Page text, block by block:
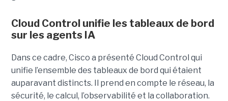
Cloud Control unifie les tableaux de bord
sur les agents IA
Dans ce cadre, Cisco a présenté Cloud Control qui
unifie l’ensemble des tableaux de bord qui étaient
auparavant distincts. Il prend en compte le réseau, la
sécurité, le calcul, l’observabilité et la collaboration.